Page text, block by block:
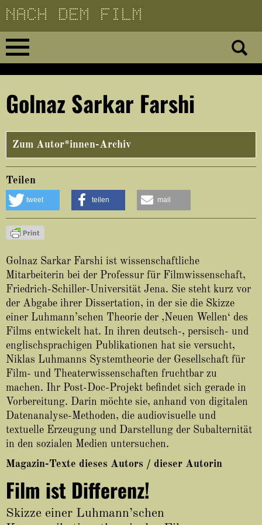
Direkt
zum
Inhalt
Home
No 23
No 01–22
Essays
Reviews
Archiv
About
Golnaz Sarkar Farshi
Golnaz Sarkar Farshi ist wissenschaftliche
Mitarbeiterin bei der Professur für Filmwissenschaft,
Friedrich-Schiller-Universität Jena. Sie steht kurz vor
der Abgabe ihrer Dissertation, in der sie die Skizze
einer Luhmann’schen Theorie der ‚Neuen Wellen‘ des
Films entwickelt hat. In ihren deutsch-, persisch- und
englischsprachigen Publikationen hat sie versucht,
Niklas Luhmanns Systemtheorie der Gesellschaft für
Film- und Theaterwissenschaften fruchtbar zu
machen. Ihr Post-Doc-Projekt befindet sich gerade in
Vorbereitung. Darin möchte sie, anhand von digitalen
Datenanalyse-Methoden, die audiovisuelle und
textuelle Erzeugung und Darstellung der Subalternität
in den sozialen Medien untersuchen.
Magazin-Texte dieses Autors / dieser Autorin
Film ist Differenz!
Skizze einer Luhmann’schen
Zum Autor*innen-Archiv
Teilen
tweet teilen mail